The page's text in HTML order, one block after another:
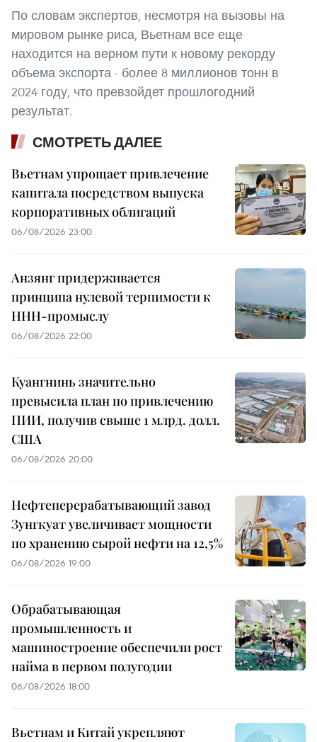
По словам экспертов, несмотря на вызовы на
мировом рынке риса, Вьетнам все еще
находится на верном пути к новому рекорду
объема экспорта - более 8 миллионов тонн в
2024 году, что превзойдет прошлогодний
результат.
СМОТРЕТЬ ДАЛЕЕ
Вьетнам упрощает привлечение
капитала посредством выпуска
корпоративных облигаций
06/08/2026 23:00
Анзянг придерживается
принципа нулевой терпимости к
ННН-промыслу
06/08/2026 22:00
Куангнинь значительно
превысила план по привлечению
ПИИ, получив свыше 1 млрд. долл.
США
06/08/2026 20:00
Нефтеперерабатывающий завод
Зунгкуат увеличивает мощности
по хранению сырой нефти на 12,5%
06/08/2026 19:00
Обрабатывающая
промышленность и
машиностроение обеспечили рост
найма в первом полугодии
06/08/2026 18:00
Вьетнам и Китай укрепляют